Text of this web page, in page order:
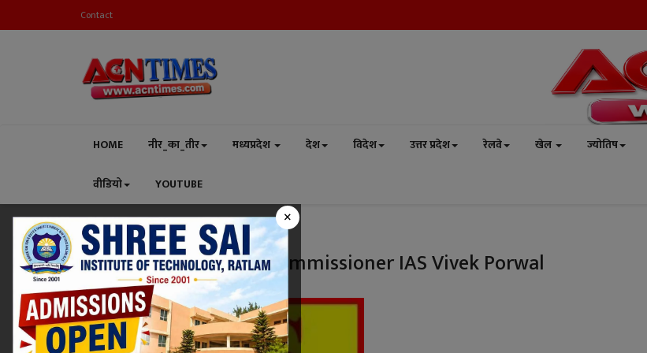
Contact
HOME नीर_का_तीर मध्यप्रदेश देश विदेश उत्तर प्रदेश रेलवे खेल ज्योतिष
वीडियो YOUTUBE
×
Home Public Relations Commissioner IAS Vivek Porwal
Tag:Public Relations Commissioner IAS Vivek Porwal
मध्यप्रदेश